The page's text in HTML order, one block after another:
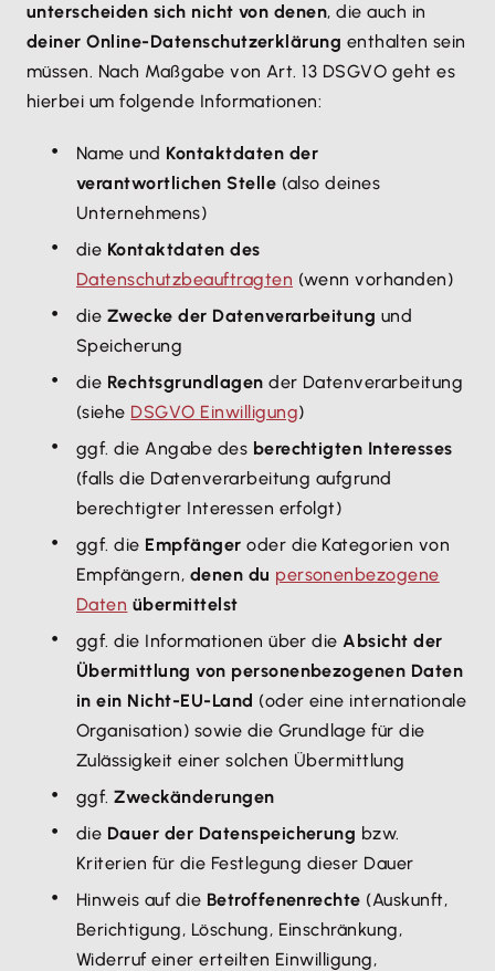
unterscheiden sich nicht von denen, die auch in
deiner Online-Datenschutzerklärung enthalten sein
müssen. Nach Maßgabe von Art. 13 DSGVO geht es
hierbei um folgende Informationen:
Name und Kontaktdaten der
verantwortlichen Stelle (also deines
Unternehmens)
die Kontaktdaten des
Datenschutzbeauftragten (wenn vorhanden)
die Zwecke der Datenverarbeitung und
Speicherung
die Rechtsgrundlagen der Datenverarbeitung
(siehe DSGVO Einwilligung)
ggf. die Angabe des berechtigten Interesses
(falls die Datenverarbeitung aufgrund
berechtigter Interessen erfolgt)
ggf. die Empfängeroder die Kategorien von
Empfängern, denen du personenbezogene
Daten übermittelst
ggf. die Informationen über dieAbsicht der
Übermittlung von personenbezogenen Daten
in ein Nicht-EU-Land (oder eine internationale
Organisation) sowie die Grundlage für die
Zulässigkeit einer solchen Übermittlung
ggf.Zweckänderungen
die Dauer der Datenspeicherung bzw.
Kriterien für die Festlegung dieser Dauer
Hinweis auf die Betroffenenrechte (Auskunft,
Berichtigung, Löschung, Einschränkung,
Widerruf einer erteilten Einwilligung,